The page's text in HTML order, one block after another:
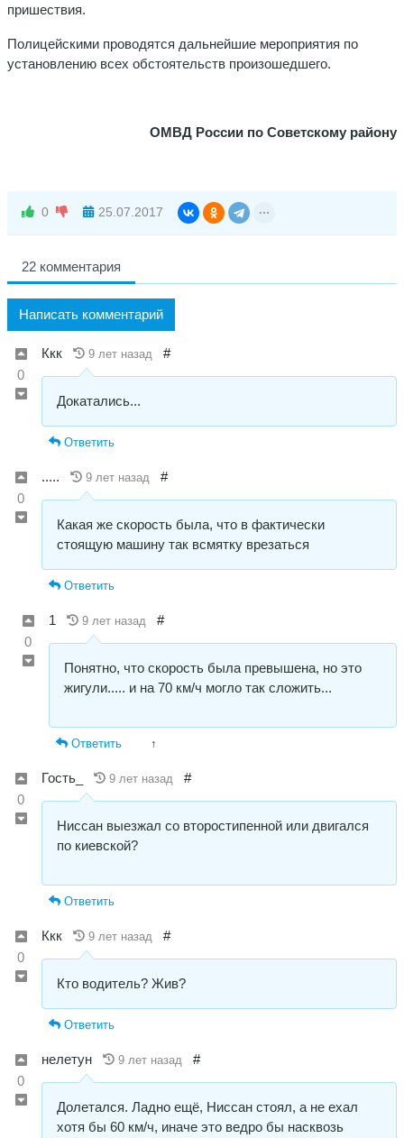
пришествия.
Полицейскими проводятся дальнейшие мероприятия по
установлению всех обстоятельств произошедшего.
ОМВД России по Советскому району
0 25.07.2017
22 комментария
Написать комментарий
0
Ккк 9 лет назад #
Докатались...
Ответить
0
..... 9 лет назад #
Какая же скорость была, что в фактически
стоящую машину так всмятку врезаться
Ответить
0
1 9 лет назад #
Понятно, что скорость была превышена, но это
жигули..... и на 70 км/ч могло так сложить...
Ответить ↑
0
Гость_ 9 лет назад #
Ниссан выезжал со второстипенной или двигался
по киевской?
Ответить
0
Ккк 9 лет назад #
Кто водитель? Жив?
Ответить
0
нелетун 9 лет назад #
Долетался. Ладно ещё, Ниссан стоял, а не ехал
хотя бы 60 км/ч, иначе это ведро бы насквозь